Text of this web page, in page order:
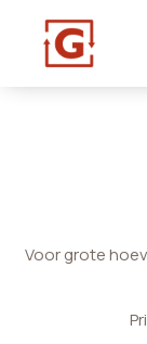
Voor grote